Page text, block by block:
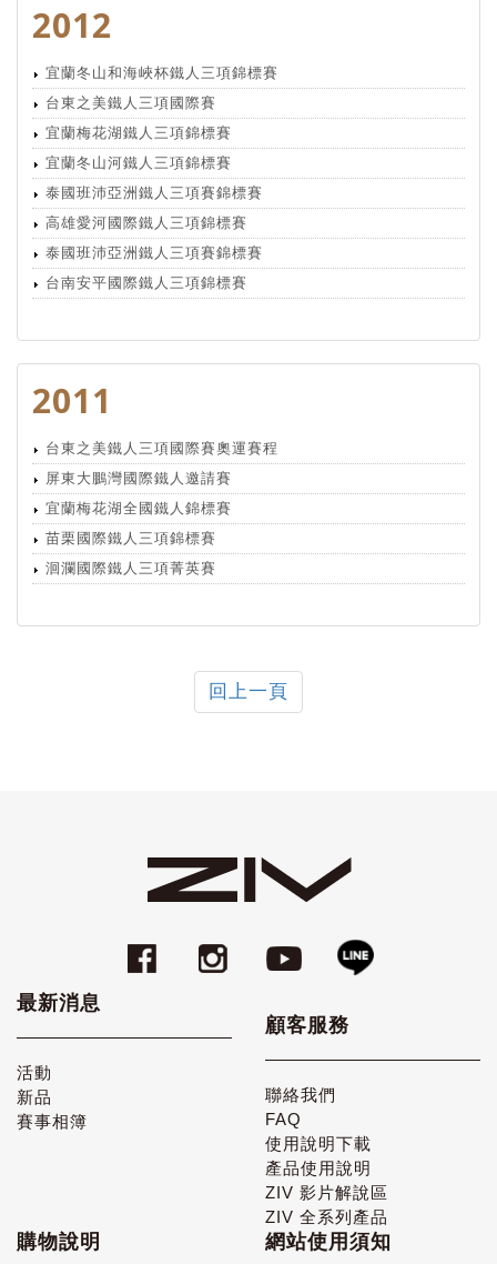
2012
宜蘭冬山和海峽杯鐵人三項錦標賽
台東之美鐵人三項國際賽
宜蘭梅花湖鐵人三項錦標賽
宜蘭冬山河鐵人三項錦標賽
泰國班沛亞洲鐵人三項賽錦標賽
高雄愛河國際鐵人三項錦標賽
泰國班沛亞洲鐵人三項賽錦標賽
台南安平國際鐵人三項錦標賽
2011
台東之美鐵人三項國際賽奧運賽程
屏東大鵬灣國際鐵人邀請賽
宜蘭梅花湖全國鐵人錦標賽
苗栗國際鐵人三項錦標賽
洄瀾國際鐵人三項菁英賽
回上一頁
最新消息
活動
新品
賽事相簿
顧客服務
聯絡我們
FAQ
使用說明下載
產品使用說明
ZIV 影片解說區
ZIV 全系列產品
購物說明 網站使用須知